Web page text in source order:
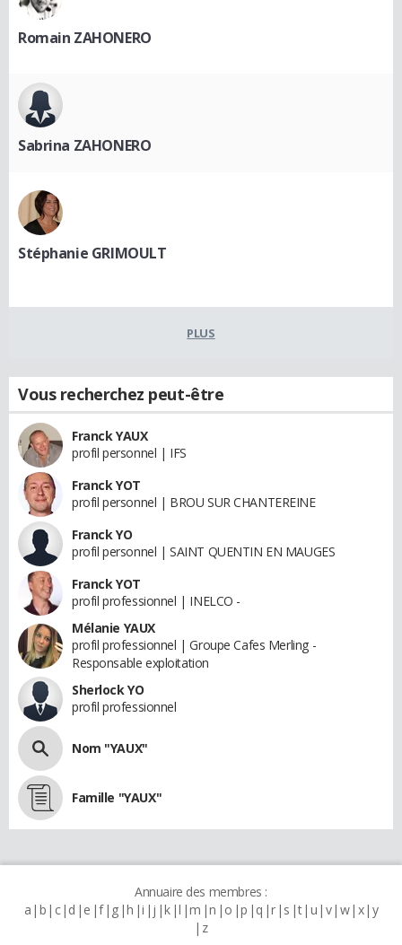
Romain ZAHONERO
Sabrina ZAHONERO
Stéphanie GRIMOULT
PLUS
Vous recherchez peut-être
Franck YAUX
profil personnel | IFS
Franck YOT
profil personnel | BROU SUR CHANTEREINE
Franck YO
profil personnel | SAINT QUENTIN EN MAUGES
Franck YOT
profil professionnel | INELCO -
Mélanie YAUX
profil professionnel | Groupe Cafes Merling -
Responsable exploitation
Sherlock YO
profil professionnel
Nom "YAUX"
Famille "YAUX"
Annuaire des membres :
a b c d e f g h i j k l m n o p q r s t u v w x y
z